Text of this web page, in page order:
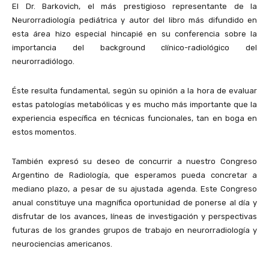
El Dr. Barkovich, el más prestigioso representante de la
Neurorradiología pediátrica y autor del libro más difundido en
esta área hizo especial hincapié en su conferencia sobre la
importancia del background clínico-radiológico del
neurorradiólogo.
Éste resulta fundamental, según su opinión a la hora de evaluar
estas patologías metabólicas y es mucho más importante que la
experiencia específica en técnicas funcionales, tan en boga en
estos momentos.
También expresó su deseo de concurrir a nuestro Congreso
Argentino de Radiología, que esperamos pueda concretar a
mediano plazo, a pesar de su ajustada agenda. Este Congreso
anual constituye una magnífica oportunidad de ponerse al día y
disfrutar de los avances, líneas de investigación y perspectivas
futuras de los grandes grupos de trabajo en neurorradiología y
neurociencias americanos.